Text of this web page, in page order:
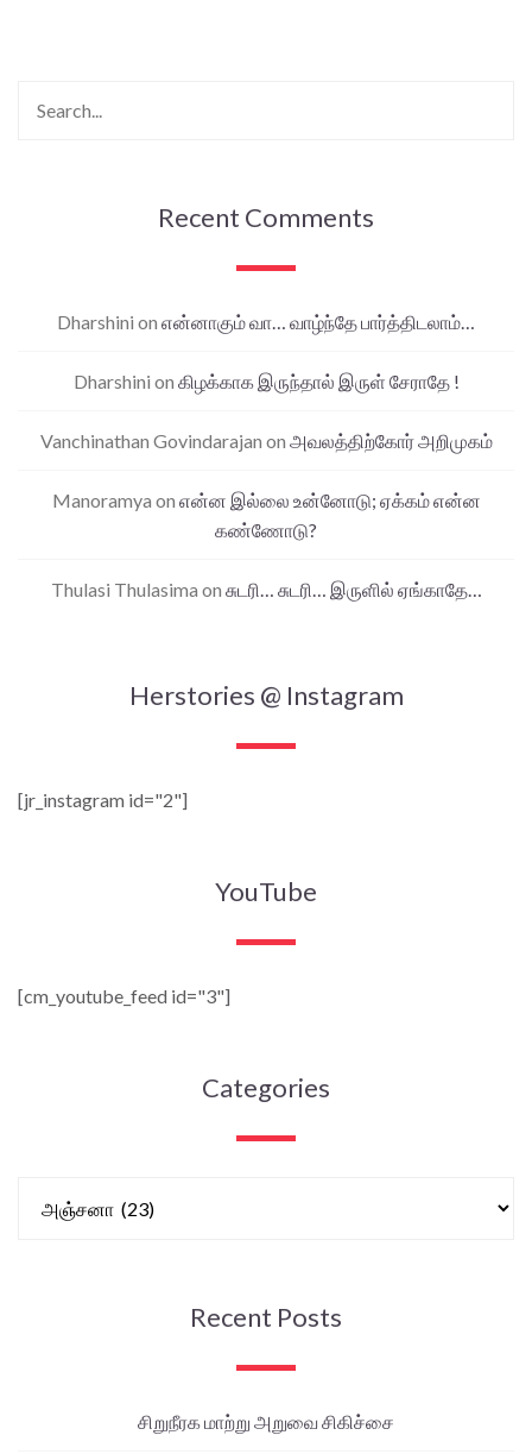
Recent Comments
Dharshini on என்னாகும் வா… வாழ்ந்தே பார்த்திடலாம்…
Dharshini on கிழக்காக இருந்தால் இருள் சேராதே !
Vanchinathan Govindarajan on அவலத்திற்கோர் அறிமுகம்
Manoramya on என்ன இல்லை உன்னோடு; ஏக்கம் என்ன
கண்ணோடு?
Thulasi Thulasima on சுடரி… சுடரி… இருளில் ஏங்காதே…
Herstories @ Instagram
[jr_instagram id="2"]
YouTube
[cm_youtube_feed id="3"]
Categories
Recent Posts
சிறுநீரக மாற்று அறுவை சிகிச்சை